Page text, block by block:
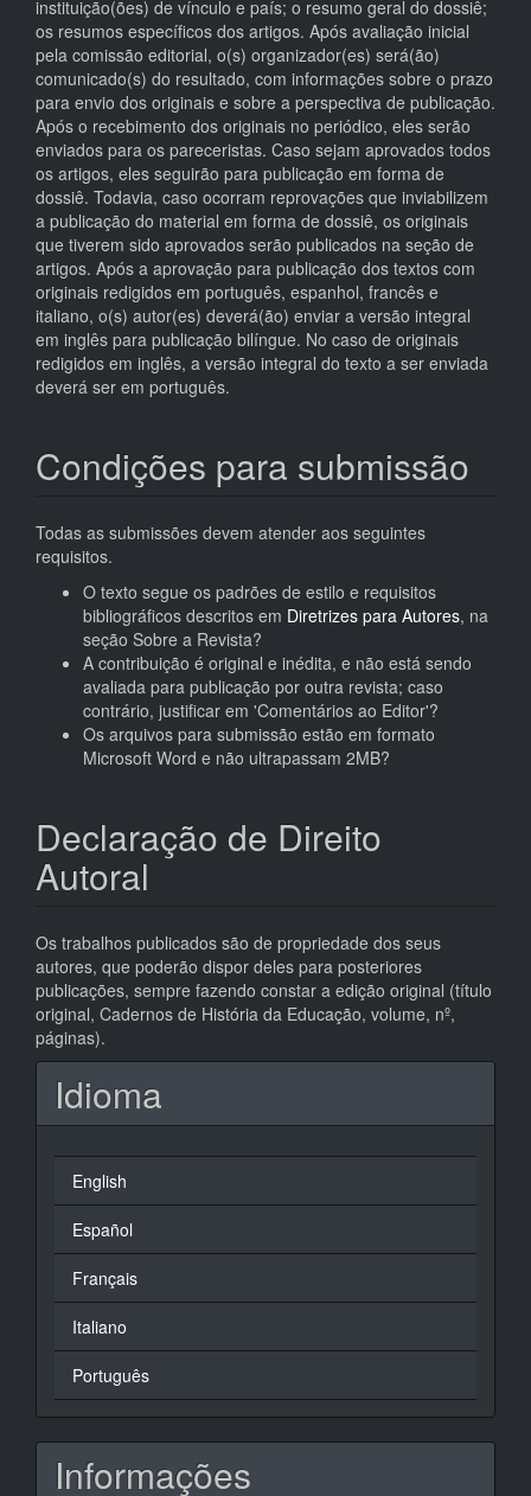
instituição(ões) de vínculo e país; o resumo geral do dossiê;
os resumos específicos dos artigos. Após avaliação inicial
pela comissão editorial, o(s) organizador(es) será(ão)
comunicado(s) do resultado, com informações sobre o prazo
para envio dos originais e sobre a perspectiva de publicação.
Após o recebimento dos originais no periódico, eles serão
enviados para os pareceristas. Caso sejam aprovados todos
os artigos, eles seguirão para publicação em forma de
dossiê. Todavia, caso ocorram reprovações que inviabilizem
a publicação do material em forma de dossiê, os originais
que tiverem sido aprovados serão publicados na seção de
artigos. Após a aprovação para publicação dos textos com
originais redigidos em português, espanhol, francês e
italiano, o(s) autor(es) deverá(ão) enviar a versão integral
em inglês para publicação bilíngue. No caso de originais
redigidos em inglês, a versão integral do texto a ser enviada
deverá ser em português.
Condições para submissão
Todas as submissões devem atender aos seguintes
requisitos.
O texto segue os padrões de estilo e requisitos
bibliográficos descritos em Diretrizes para Autores, na
seção Sobre a Revista?
A contribuição é original e inédita, e não está sendo
avaliada para publicação por outra revista; caso
contrário, justificar em 'Comentários ao Editor'?
Os arquivos para submissão estão em formato
Microsoft Word e não ultrapassam 2MB?
Declaração de Direito
Autoral
Os trabalhos publicados são de propriedade dos seus
autores, que poderão dispor deles para posteriores
publicações, sempre fazendo constar a edição original (título
original, Cadernos de História da Educação, volume, nº,
páginas).
Idioma
English
Español
Français
Italiano
Português
Informações